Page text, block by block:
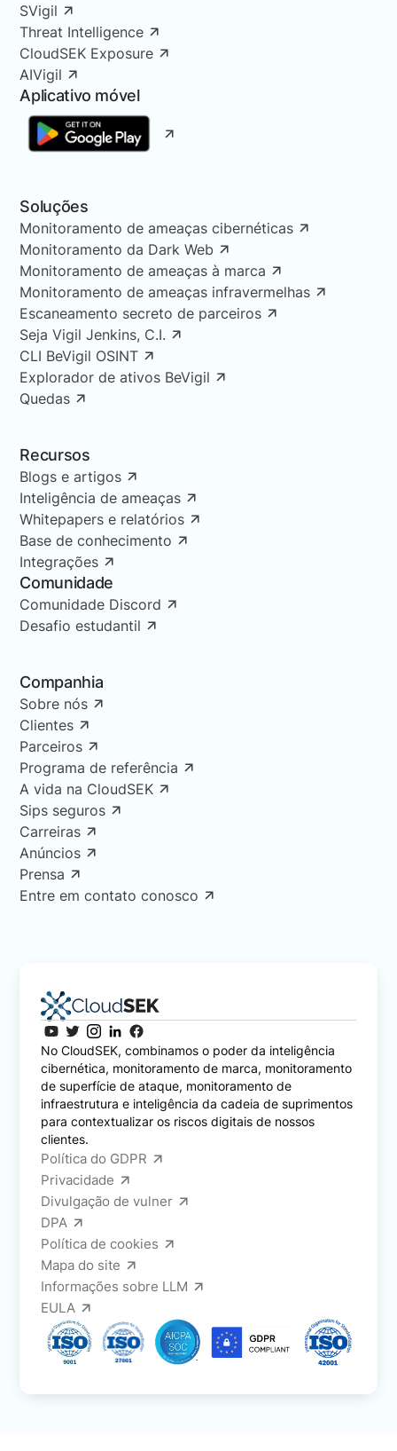
SVigil
Threat Intelligence
CloudSEK Exposure
AIVigil
Aplicativo móvel
Soluções
Monitoramento de ameaças cibernéticas
Monitoramento da Dark Web
Monitoramento de ameaças à marca
Monitoramento de ameaças infravermelhas
Escaneamento secreto de parceiros
Seja Vigil Jenkins, C.I.
CLI BeVigil OSINT
Explorador de ativos BeVigil
Quedas
Recursos
Blogs e artigos
Inteligência de ameaças
Whitepapers e relatórios
Base de conhecimento
Integrações
Comunidade
Comunidade Discord
Desafio estudantil
Companhia
Sobre nós
Clientes
Parceiros
Programa de referência
A vida na CloudSEK
Sips seguros
Carreiras
Anúncios
Prensa
Entre em contato conosco
No CloudSEK, combinamos o poder da inteligência
cibernética, monitoramento de marca, monitoramento
de superfície de ataque, monitoramento de
infraestrutura e inteligência da cadeia de suprimentos
para contextualizar os riscos digitais de nossos
clientes.
Política do GDPR
Privacidade
Divulgação de vulner
DPA
Política de cookies
Mapa do site
Informações sobre LLM
EULA